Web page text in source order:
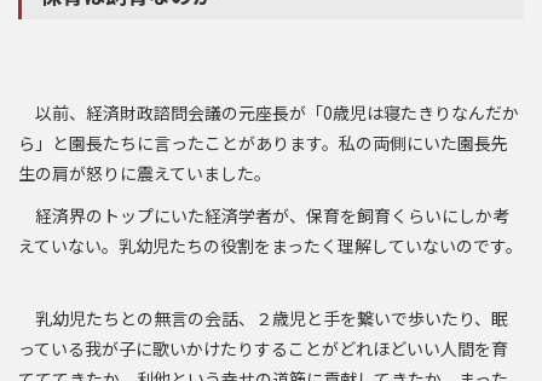
以前、経済財政諮問会議の元座長が「0歳児は寝たきりなんだか
ら」と園長たちに言ったことがあります。私の両側にいた園長先
生の肩が怒りに震えていました。
経済界のトップにいた経済学者が、保育を飼育くらいにしか考
えていない。乳幼児たちの役割をまったく理解していないのです。
乳幼児たちとの無言の会話、２歳児と手を繋いで歩いたり、眠
っている我が子に歌いかけたりすることがどれほどいい人間を育